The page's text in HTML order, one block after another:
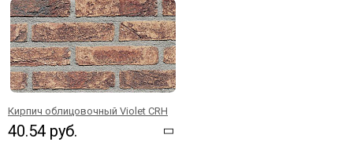
Кирпич облицовочный Violet CRH
40.54 руб.